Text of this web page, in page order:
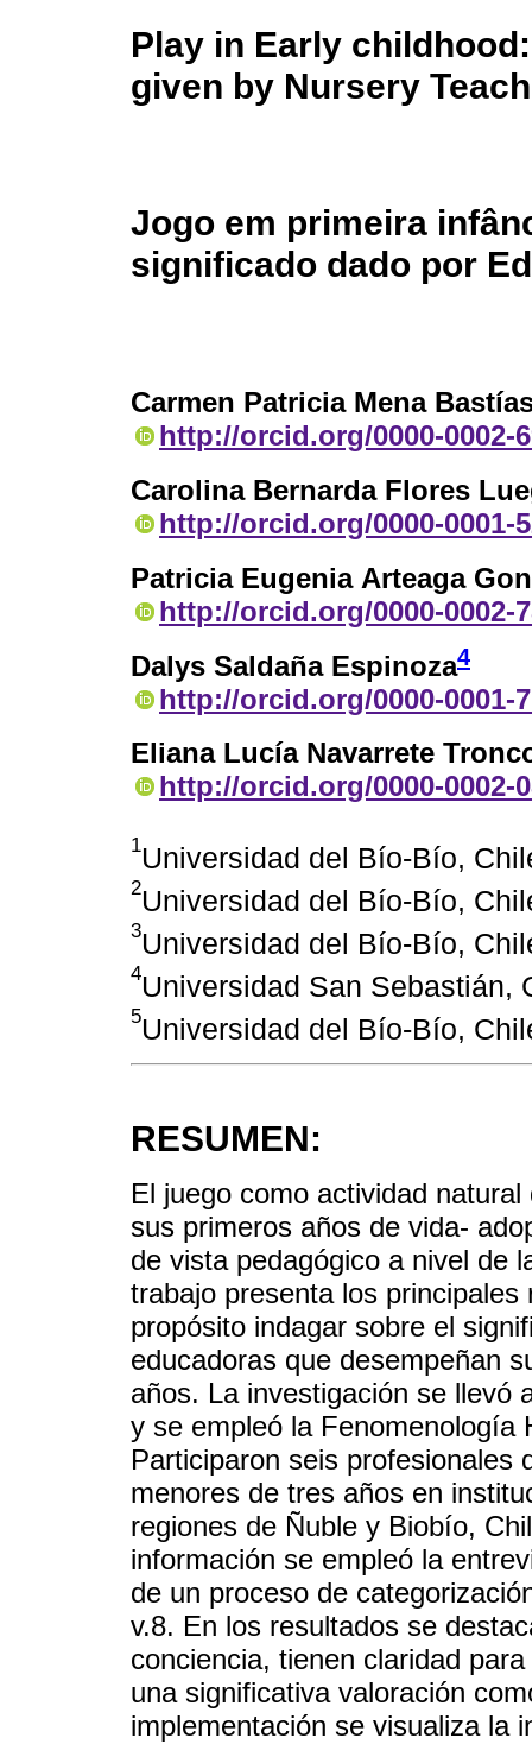
Play in Early
given by Nursery
Jogo em primeira
significado dado por
Carmen Patricia Mena
http://orcid.org/0000-0002-
Carolina Bernarda Flores
http://orcid.org/0000-0001-
Patricia Eugenia Arteaga
http://orcid.org/0000-0002-
Dalys Saldaña Espinoza4
http://orcid.org/0000-0001-
Eliana Lucía Navarrete
http://orcid.org/0000-0002-
1Universidad del Bío-Bío,
2Universidad del Bío-Bío,
3Universidad del Bío-Bío,
4Universidad San Sebastián,
5Universidad del Bío-Bío,
RESUMEN:
El juego como actividad
sus primeros años de vida-
de vista pedagógico a nivel de
trabajo presenta los
propósito indagar sobre el
educadoras que desempeñan
años. La investigación se llevó
y se empleó la Fenomenología
Participaron seis profesionales
menores de tres años en
regiones de Ñuble y Biobío,
información se empleó la
de un proceso de
v.8. En los resultados se
conciencia, tienen claridad
una significativa valoración
implementación se visualiza la